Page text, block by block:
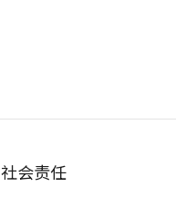
社会责任